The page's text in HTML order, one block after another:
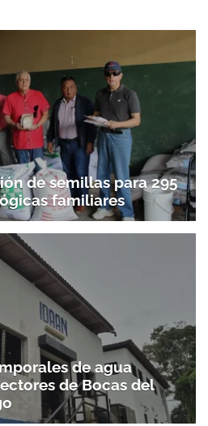
de semillas para 295
familiares
de agua
de Bocas del